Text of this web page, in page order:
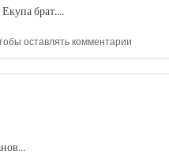
брат....
оставлять комментарии